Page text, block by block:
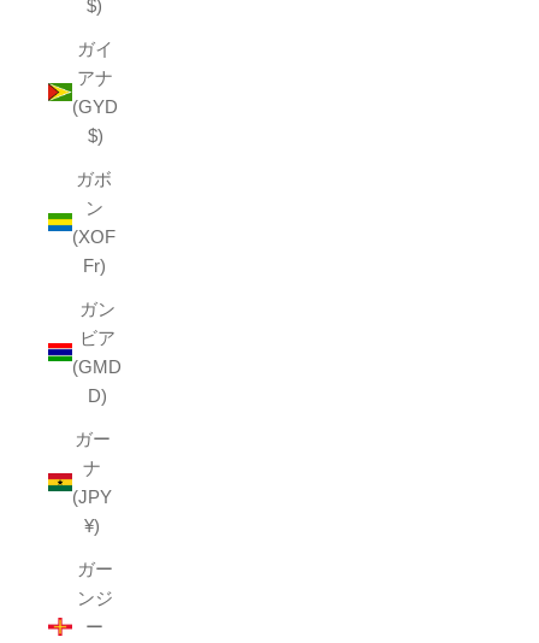
$)
ガイ
アナ
(GYD
$)
ガボ
ン
(XOF
Fr)
ガン
ビア
(GMD
D)
ガー
ナ
(JPY
¥)
ガー
ンジ
ー